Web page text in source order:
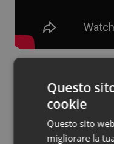
Sangue &
Tumore al seno
Tumore ovarico
09 Aprile 2021
Questo
cookie
Questo sito
migliorare la